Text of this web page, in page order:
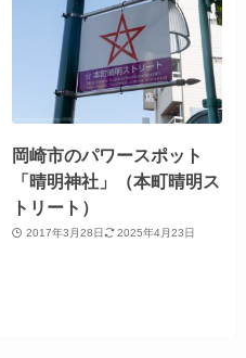
岡崎市のパワースポット
「晴明神社」（本町晴明ス
トリート）
2017年3月28日 2025年4月23日